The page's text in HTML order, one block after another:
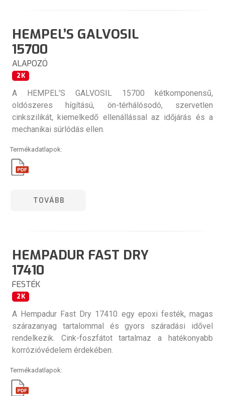
HEMPEL’S GALVOSIL
15700
ALAPOZÓ
2K
A HEMPEL’S GALVOSIL 15700 kétkomponensű,
oldószeres hígítású, ön-térhálósodó, szervetlen
cinkszilikát, kiemelkedő ellenállással az időjárás és a
mechanikai súrlódás ellen.
Termékadatlapok:
TOVÁBB
HEMPADUR FAST DRY
17410
FESTÉK
2K
A Hempadur Fast Dry 17410 egy epoxi festék, magas
szárazanyag tartalommal és gyors száradási idővel
rendelkezik. Cink-foszfátot tartalmaz a hatékonyabb
korrózióvédelem érdekében.
Termékadatlapok: